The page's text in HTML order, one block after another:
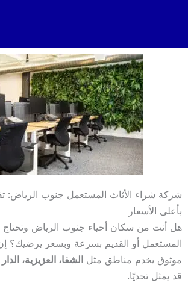
شركة شراء الأثاث المستعمل جنوب الرياض:
بأعلى الأسعار
هل أنت من سكان أحياء جنوب الرياض وتحتاج
المستعمل أو القديم بسرعة وبسعر يرضيك؟
موثوق يخدم مناطق مثل الشفا، العزيزية،
قد يمثل تحديًا.